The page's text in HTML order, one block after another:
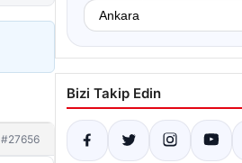
#27656
Bizi Takip Edin